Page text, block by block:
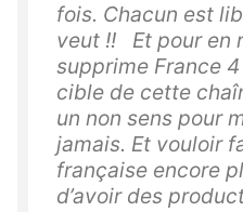
fois. Chacun est
veut !! Et pour en
supprime France
cible de cette
un non sens pour
jamais. Et vouloir
française encore
d’avoir des